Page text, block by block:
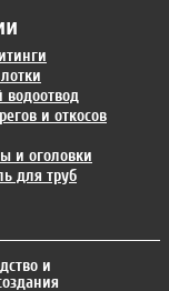
водоотвод
и откосов
и оголовки
для труб
и